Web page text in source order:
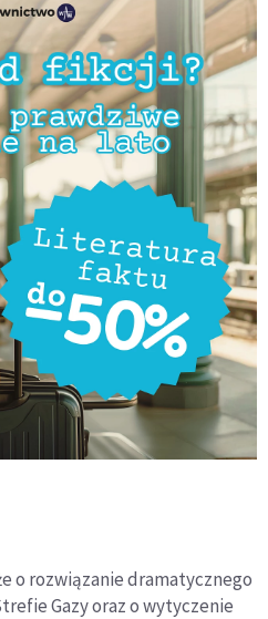
o rozwiązanie dramatycznego
Gazy oraz o wytyczenie